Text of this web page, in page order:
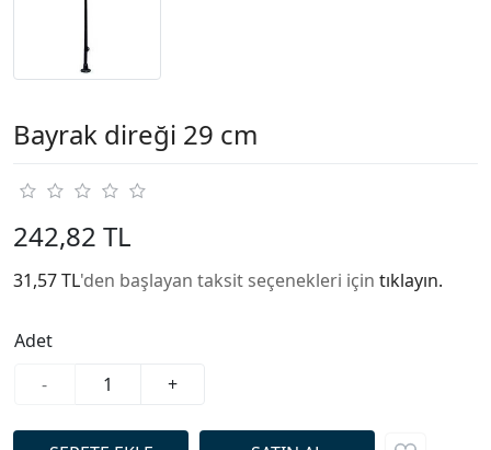
Bayrak direği 29 cm
242,82 TL
31,57 TL'den başlayan taksit seçenekleri için tıklayın.
Adet
-
+